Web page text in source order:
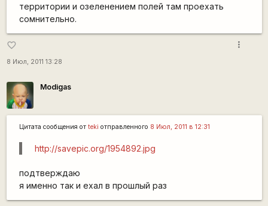
территории и озеленением полей там проехать
сомнительно.
favorite_border
8 Июл, 2011 13:28
more_vert
Modigas
Цитата сообщения от teki отправленного 8 Июл, 2011 в 12:31
http://savepic.org/1954892.jpg
подтверждаю
я именно так и ехал в прошлый раз